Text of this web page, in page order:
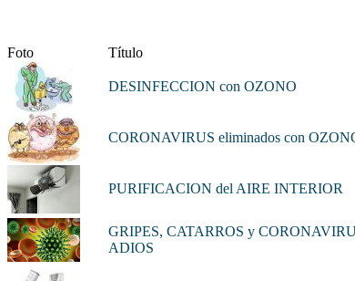
Foto
Título
DESINFECCION con OZONO
CORONAVIRUS eliminados con
PURIFICACION del AIRE INTERIOR
GRIPES, CATARROS y
ADIOS